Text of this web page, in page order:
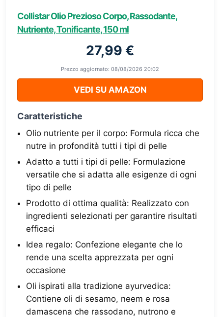
Collistar Olio Prezioso Corpo, Rassodante,
Nutriente, Tonificante, 150 ml
27,99 €
Prezzo aggiornato: 08/08/2026 20:02
VEDI SU AMAZON
Caratteristiche
Olio nutriente per il corpo: Formula ricca che
nutre in profondità tutti i tipi di pelle
Adatto a tutti i tipi di pelle: Formulazione
versatile che si adatta alle esigenze di ogni
tipo di pelle
Prodotto di ottima qualità: Realizzato con
ingredienti selezionati per garantire risultati
efficaci
Idea regalo: Confezione elegante che lo
rende una scelta apprezzata per ogni
occasione
Oli ispirati alla tradizione ayurvedica:
Contiene oli di sesamo, neem e rosa
damascena che rassodano, nutrono e